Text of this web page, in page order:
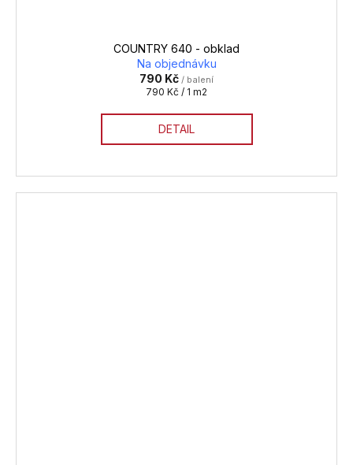
COUNTRY 640 - obklad
Na objednávku
790 Kč / balení
Měrná
790 Kč / 1 m2
DETAIL